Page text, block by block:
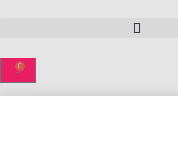
0